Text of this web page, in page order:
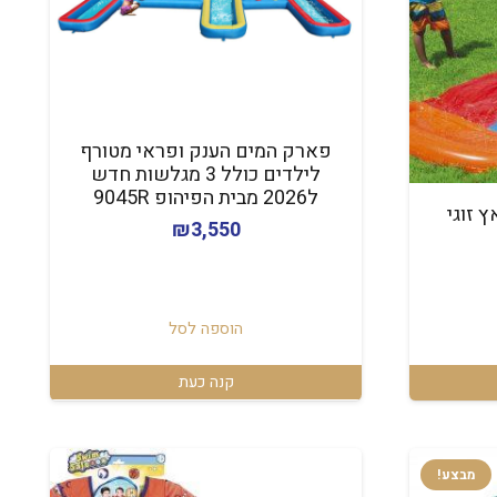
זוגי
פארק המים הענק ופראי מטורף
לילדים כולל 3 מגלשות חדש
ל2026 מבית הפיהופ 9045R
₪3,550
הוספה לסל
קנה כעת
מבצע!